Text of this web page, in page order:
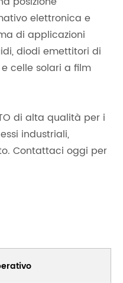
elettronica e
di applicazioni
diodi emettitori di
celle solari a film
di alta qualità per i
industriali,
Contattaci oggi per